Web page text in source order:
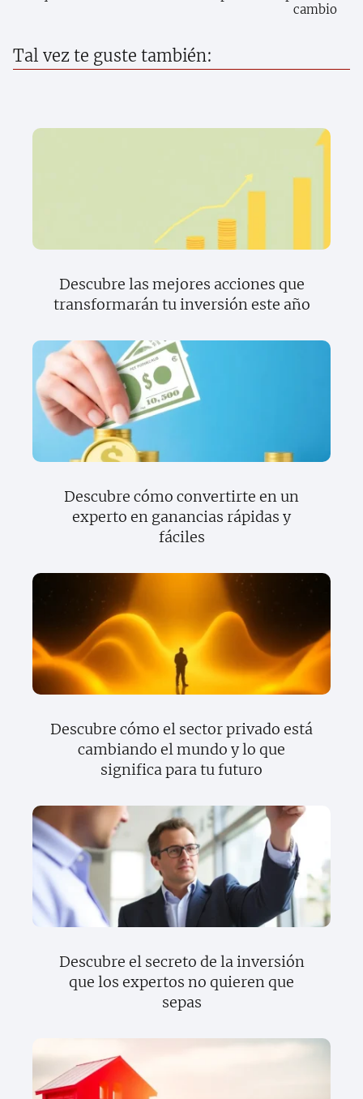
cambio
Tal vez te guste también:
Descubre las mejores acciones que
transformarán tu inversión este año
Descubre cómo convertirte en un
experto en ganancias rápidas y
fáciles
Descubre cómo el sector privado está
cambiando el mundo y lo que
significa para tu futuro
Descubre el secreto de la inversión
que los expertos no quieren que
sepas